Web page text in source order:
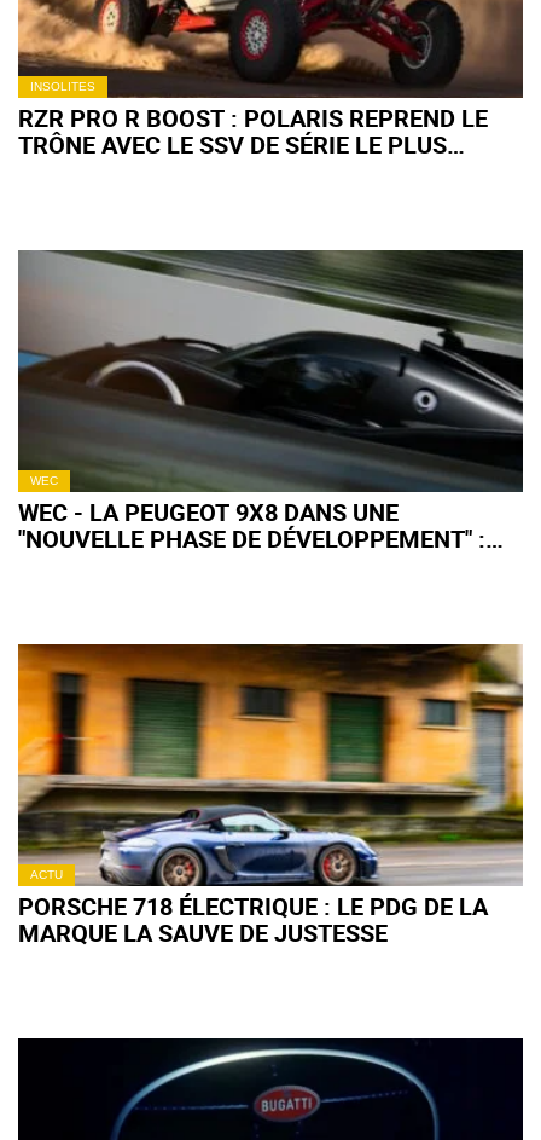
INSOLITES
RZR PRO R BOOST : POLARIS REPREND LE
TRÔNE AVEC LE SSV DE SÉRIE LE PLUS
WEC
WEC - LA PEUGEOT 9X8 DANS UNE
"NOUVELLE PHASE DE DÉVELOPPEMENT" :
ACTU
PORSCHE 718 ÉLECTRIQUE : LE PDG DE LA
MARQUE LA SAUVE DE JUSTESSE